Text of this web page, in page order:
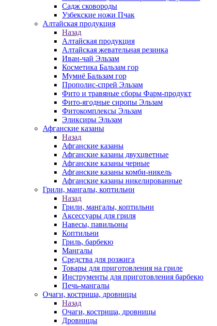
Садж сковороды
Узбекские ножи Пчак
Алтайская продукция
Назад
Алтайская продукция
Алтайская жевательная резинка
Иван-чай Эльзам
Косметика Бальзам гор
Мумиё Бальзам гор
Прополис-спрей Эльзам
Фито и травяные сборы Фарм-продукт
Фито-ягодные сиропы Эльзам
Фитокомплексы Эльзам
Эликсиры Эльзам
Афганские казаны
Назад
Афганские казаны
Афганские казаны двухцветные
Афганские казаны черные
Афганские казаны комби-никель
Афганские казаны никелированные
Грили, мангалы, коптильни
Назад
Грили, мангалы, коптильни
Аксессуары для гриля
Навесы, павильоны
Коптильни
Гриль, барбекю
Мангалы
Средства для розжига
Товары для приготовления на гриле
Инструменты для приготовления барбекю
Печь-мангалы
Очаги, кострища, дровницы
Назад
Очаги, кострища, дровницы
Дровницы